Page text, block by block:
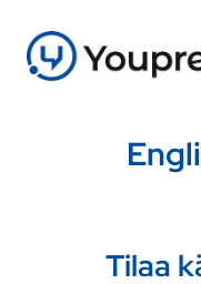
Tilaa